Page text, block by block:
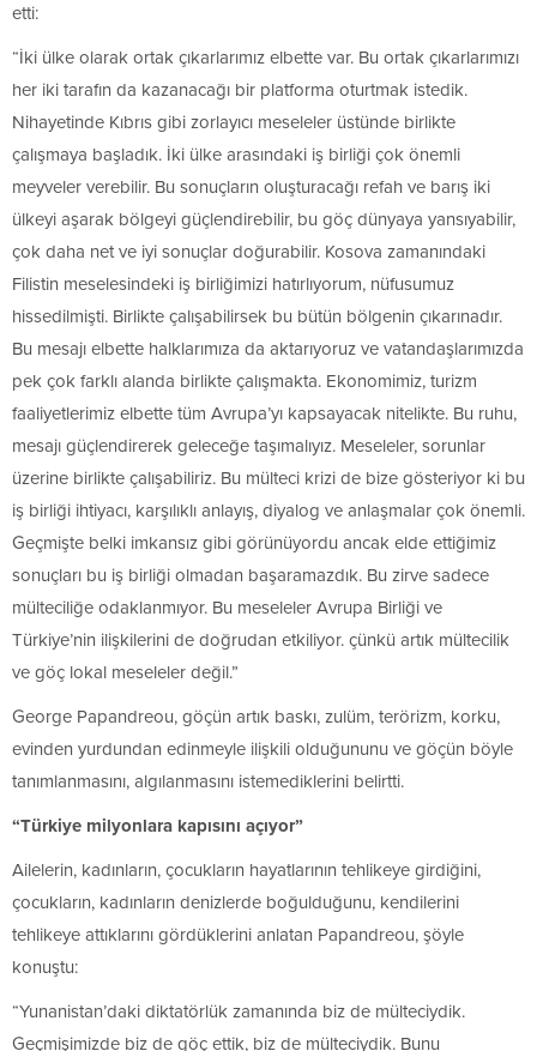
etti:
“İki ülke olarak ortak çıkarlarımız elbette var. Bu ortak çıkarlarımızı
her iki tarafın da kazanacağı bir platforma oturtmak istedik.
Nihayetinde Kıbrıs gibi zorlayıcı meseleler üstünde birlikte
çalışmaya başladık. İki ülke arasındaki iş birliği çok önemli
meyveler verebilir. Bu sonuçların oluşturacağı refah ve barış iki
ülkeyi aşarak bölgeyi güçlendirebilir, bu göç dünyaya yansıyabilir,
çok daha net ve iyi sonuçlar doğurabilir. Kosova zamanındaki
Filistin meselesindeki iş birliğimizi hatırlıyorum, nüfusumuz
hissedilmişti. Birlikte çalışabilirsek bu bütün bölgenin çıkarınadır.
Bu mesajı elbette halklarımıza da aktarıyoruz ve vatandaşlarımızda
pek çok farklı alanda birlikte çalışmakta. Ekonomimiz, turizm
faaliyetlerimiz elbette tüm Avrupa’yı kapsayacak nitelikte. Bu ruhu,
mesajı güçlendirerek geleceğe taşımalıyız. Meseleler, sorunlar
üzerine birlikte çalışabiliriz. Bu mülteci krizi de bize gösteriyor ki bu
iş birliği ihtiyacı, karşılıklı anlayış, diyalog ve anlaşmalar çok önemli.
Geçmişte belki imkansız gibi görünüyordu ancak elde ettiğimiz
sonuçları bu iş birliği olmadan başaramazdık. Bu zirve sadece
mülteciliğe odaklanmıyor. Bu meseleler Avrupa Birliği ve
Türkiye’nin ilişkilerini de doğrudan etkiliyor. çünkü artık mültecilik
ve göç lokal meseleler değil.”
George Papandreou, göçün artık baskı, zulüm, terörizm, korku,
evinden yurdundan edinmeyle ilişkili olduğununu ve göçün böyle
tanımlanmasını, algılanmasını istemediklerini belirtti.
“Türkiye milyonlara kapısını açıyor”
Ailelerin, kadınların, çocukların hayatlarının tehlikeye girdiğini,
çocukların, kadınların denizlerde boğulduğunu, kendilerini
tehlikeye attıklarını gördüklerini anlatan Papandreou, şöyle
konuştu:
“Yunanistan’daki diktatörlük zamanında biz de mülteciydik.
Geçmişimizde biz de göç ettik, biz de mülteciydik. Bunu